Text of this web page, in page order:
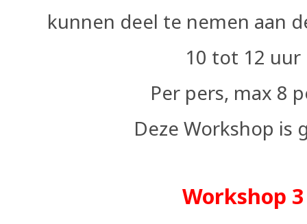
kunnen deel te nemen aan
10 tot 12 uur
Per pers, max 8
Deze Workshop is
Workshop 3